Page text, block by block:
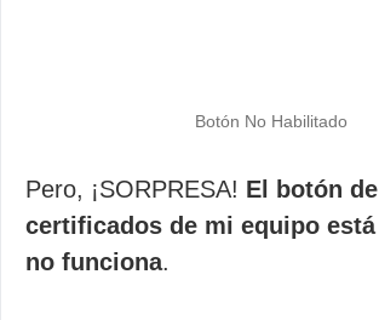
Botón No Habilitado
Pero, ¡SORPRESA! El botón
certificados de mi equipo
no funciona.